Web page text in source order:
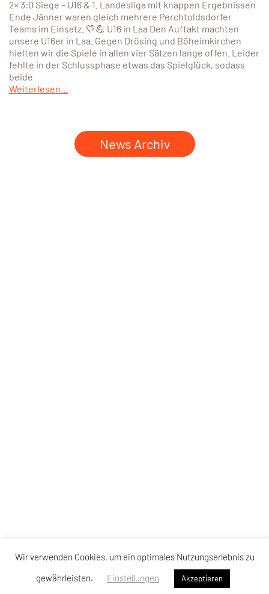
2× 3:0 Siege – U16 & 1. Landesliga mit knappen Ergebnissen
Ende Jänner waren gleich mehrere Perchtoldsdorfer
Teams im Einsatz. 💛💪 U16 in Laa Den Auftakt machten
unsere U16er in Laa. Gegen Drösing und Böheimkirchen
hielten wir die Spiele in allen vier Sätzen lange offen. Leider
fehlte in der Schlussphase etwas das Spielglück, sodass
beide
Weiterlesen...
News Archiv
Wir verwenden Cookies, um ein optimales Nutzungserlebnis zu
gewährleisten.
Einstellungen Akzeptieren